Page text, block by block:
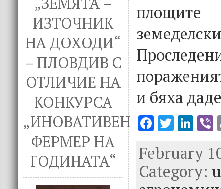
ИЗТОЧНИК
НА ДОХОДИ“
– ПЛОВДИВ С
ОТЛИЧИЕ НА
КОНКУРСА
„ИНОВАТИВЕН
ФЕРМЕР НА
ГОДИНАТА“
и бяха
F
e
b
T
it
te
Li
k
e
February
Category: